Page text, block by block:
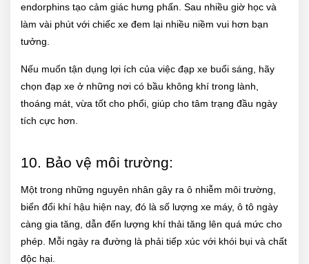
endorphins tạo cảm giác hưng phấn. Sau nhiều giờ học và
làm vài phút với chiếc xe đem lại nhiều niềm vui hơn bạn
tưởng.
Nếu muốn tận dụng lợi ích của việc đạp xe buổi sáng, hãy
chọn đạp xe ở những nơi có bầu không khí trong lành,
thoáng mát, vừa tốt cho phổi, giúp cho tâm trạng đầu ngày
tích cực hơn.
10. Bảo vệ môi trường:
Một trong những nguyên nhân gây ra ô nhiễm môi trường,
biến đổi khí hậu hiện nay, đó là số lượng xe máy, ô tô ngày
càng gia tăng, dẫn đến lượng khí thải tăng lên quá mức cho
phép. Mỗi ngày ra đường là phải tiếp xúc với khói bụi và chất
độc hại.